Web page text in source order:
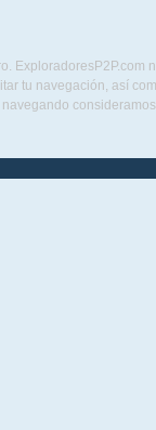
ExploradoresP2P.com
tu navegación, así